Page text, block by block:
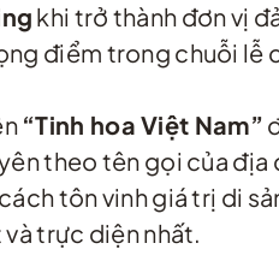
khi trở thành đơn vị
điểm trong chuỗi lễ
“Tinh hoa Việt Nam”
theo tên gọi của địa
tôn vinh giá trị di
trực diện nhất.